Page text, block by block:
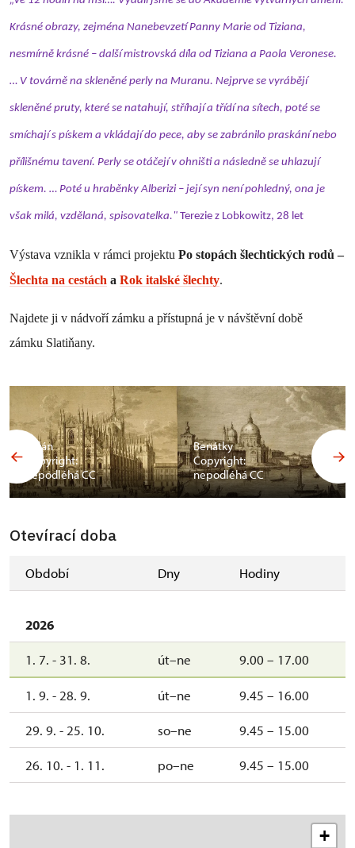
Krásné obrazy, zejména Nanebevzetí Panny Marie od Tiziana,
nesmírně krásné – další mistrovská díla od Tiziana a Paola Veronese.
… V továrně na skleněné perly na Muranu. Nejprve se vyrábějí
skleněné pruty, které se natahují, stříhají a třídí na sítech, poté se
smíchají s pískem a vkládají do pece, aby se zabránilo praskání nebo
přílišnému tavení. Perly se otáčejí v ohništi a následně se uhlazují
pískem. … Poté u hraběnky Alberizi – její syn není pohledný, ona je
však milá, vzdělaná, spisovatelka." Terezie z Lobkowitz, 28 let
Výstava vznikla v rámci projektu Po stopách šlechtických rodů –
Šlechta na cestách a Rok italské šlechty.
Najdete ji v nádvoří zámku a přístupná je v návštěvní době
zámku Slatiňany.
Milán
Copyright:
nepodléhá CC
Benátky
Copyright:
nepodléhá CC
Otevírací doba
Období Dny Hodiny
2026
1. 7. - 31. 8. út–ne 9.00 – 17.00
1. 9. - 28. 9. út–ne 9.45 – 16.00
29. 9. - 25. 10. so–ne 9.45 – 15.00
26. 10. - 1. 11. po–ne 9.45 – 15.00
+